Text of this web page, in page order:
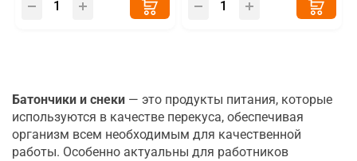
Батончики и снеки — это продукты питания, которые
используются в качестве перекуса, обеспечивая
организм всем необходимым для качественной
работы. Особенно актуальны для работников